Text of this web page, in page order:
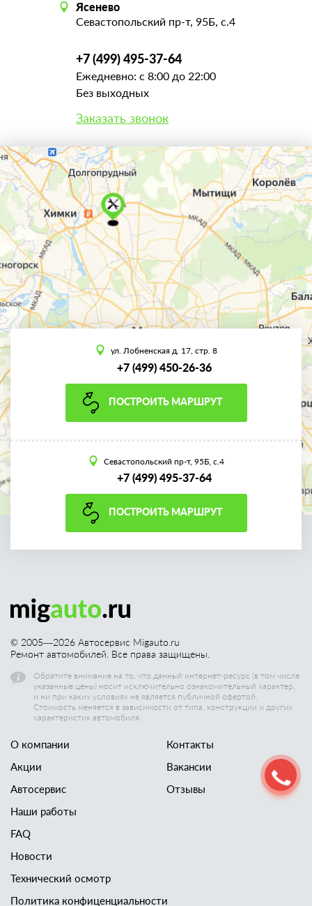
Ясенево
Севастопольский пр-т, 95Б, с.4
+7 (499) 495-37-64
Ежедневно: с 8:00 до 22:00
Без выходных
Заказать звонок
ул. Лобненская д. 17, стр. 8
+7 (499) 450-26-36
ПОСТРОИТЬ МАРШРУТ
Севастопольский пр-т, 95Б, с.4
+7 (499) 495-37-64
ПОСТРОИТЬ МАРШРУТ
© 2005—2026 Автосервис Migauto.ru
Ремонт автомобилей. Все права защищены.
Обратите внимание на то, что данный интернет-ресурс (в том числе
указанные цены) носит исключительно ознакомительный характер,
и ни при каких условиях не является публичной офертой.
Стоимость меняется в зависимости от типа, конструкции и других
характеристик автомобиля.
О компании
Акции
Автосервис
Наши работы
Контакты
Вакансии
Отзывы
FAQ
Новости
Технический осмотр
Политика конфиценциальности